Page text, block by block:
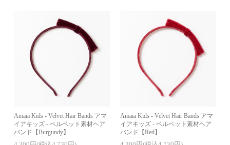
Amaia Kids - Velvet Hair Bands アマ
イアキッズ - ベルベット素材ヘア
バンド【Burgundy】
Amaia Kids - Velvet Hair Bands アマ
イアキッズ - ベルベット素材ヘア
バンド【Red】